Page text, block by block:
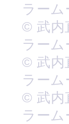
ラー
© 武内
ラー
© 武内
ラー
© 武内
ラー